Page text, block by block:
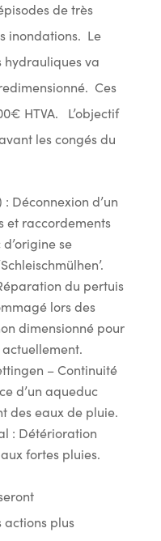
de très
inondations. Le
hydrauliques va
Ces
HTVA. L’objectif
les congés du
Déconnexion d’un
et raccordements
se
du pertuis
lors des
dimensionné pour
– Continuité
d’un aqueduc
des eaux de pluie.
: Détérioration
fortes pluies.
actions plus